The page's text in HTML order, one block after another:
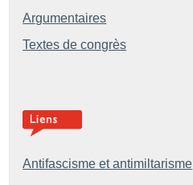
Argumentaires
Textes de congrès
Antifascisme et antimiltarisme